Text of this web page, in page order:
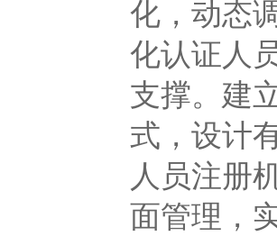
化，动态
化认证人
支撑。建
式，设计
人员注册
面管理，